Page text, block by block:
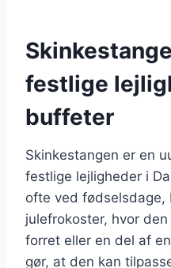
festlige
buffeter
Skinkestangen er en
festlige lejligheder i
ofte ved fødselsdage,
julefrokoster, hvor
forret eller en del af
gør, at den kan